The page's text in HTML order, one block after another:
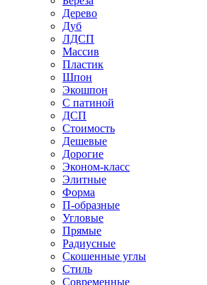
Дерево
Дуб
ЛДСП
Массив
Пластик
Шпон
Экошпон
С патиной
ДСП
Стоимость
Дешевые
Дорогие
Эконом-класс
Элитные
Форма
П-образные
Угловые
Прямые
Радиусные
Скошенные углы
Стиль
Современные